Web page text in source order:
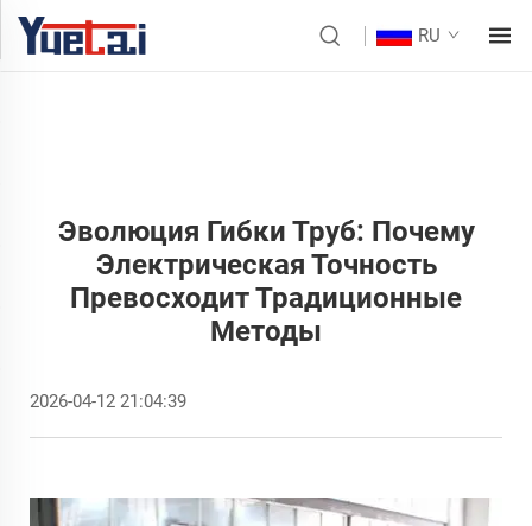
RU
Эволюция Гибки Труб: Почему
Электрическая Точность
Превосходит Традиционные
Методы
2026-04-12 21:04:39